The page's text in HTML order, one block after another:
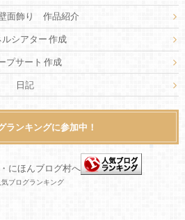
面飾り 作品紹介
シアター 作成
プサート 作成
日記
ランキングに参加中！
気ブログランキング